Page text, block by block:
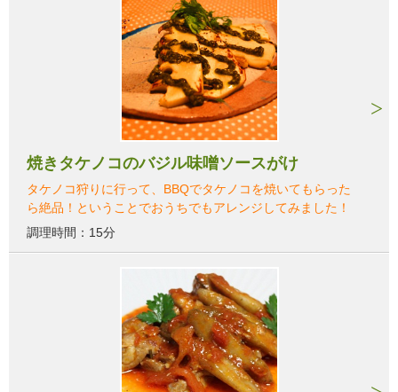
焼きタケノコのバジル味噌ソースがけ
タケノコ狩りに行って、BBQでタケノコを焼いてもらった
ら絶品！ということでおうちでもアレンジしてみました！
調理時間：15分